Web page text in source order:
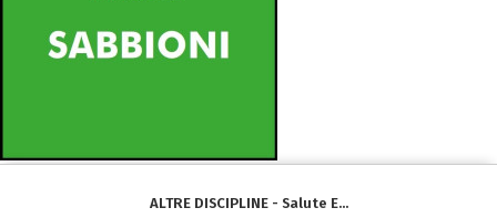
ALTRE DISCIPLINE - Salute E...